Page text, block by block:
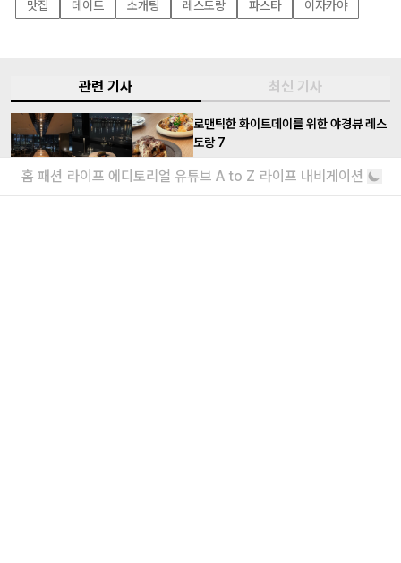
맛집 데이트 소개팅 레스토랑 파스타 이자카야
관련 기사 최신 기사
로맨틱한 화이트데이를 위한 야경뷰 레스
토랑 7
더 늦기 전에 예약해야 되는, 연말연시 모
홈 패션 라이프 에디토리얼 유튜브 A to Z 라이프 내비게이션